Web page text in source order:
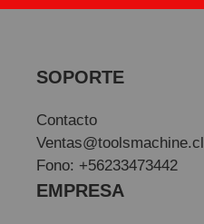
SOPORTE
Contacto
Ventas@toolsmachine.cl
Fono: +56233473442
EMPRESA